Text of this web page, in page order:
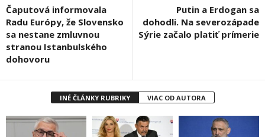
Čaputová informovala
Radu Európy, že Slovensko
sa nestane zmluvnou
stranou Istanbulského
dohovoru
Putin a Erdogan sa
dohodli. Na severozápade
Sýrie začalo platiť prímerie
INÉ ČLÁNKY RUBRIKY VIAC OD AUTORA